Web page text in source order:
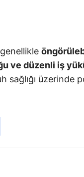
ve düzenli iş
sağlığı